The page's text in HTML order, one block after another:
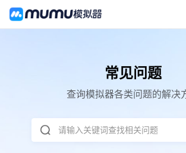
常见问题
查询模拟器各类问题的解决
请输入关键词查找相关问题